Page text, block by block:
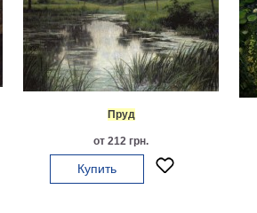
Пруд
от 212 грн.
Купить